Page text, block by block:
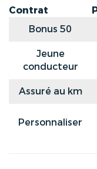
Contrat
Bonus 50
Jeune
conducteur
Assuré au km
Personnaliser